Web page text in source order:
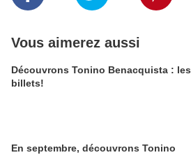
Vous aimerez aussi
Découvrons Tonino Benacquista : les
billets!
En septembre, découvrons Tonino